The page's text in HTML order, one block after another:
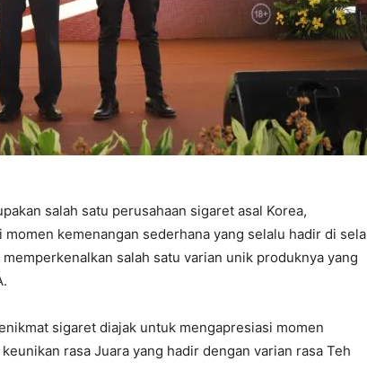
salah satu perusahaan sigaret asal Korea,
kemenangan sederhana yang selalu hadir di sela
salah satu varian unik produknya yang
sigaret diajak untuk mengapresiasi momen
rasa Juara yang hadir dengan varian rasa Teh